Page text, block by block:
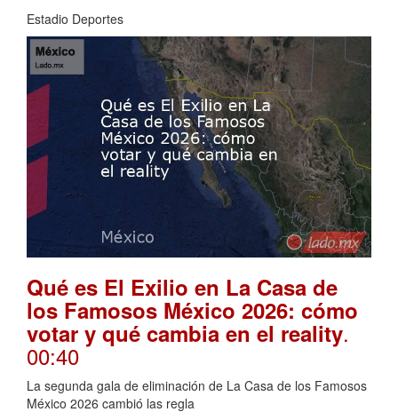
Estadio Deportes
Qué es El Exilio en La Casa de
los Famosos México 2026: cómo
votar y qué cambia en el reality.
00:40
La segunda gala de eliminación de La Casa de los Famosos
México 2026 cambió las regla